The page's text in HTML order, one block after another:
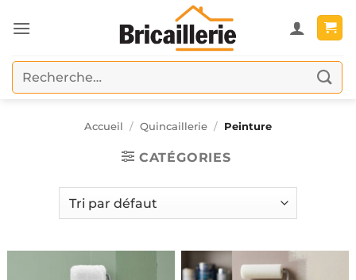
au
Recherche
pour :
Accueil / Quincaillerie / Peinture
CATÉGORIES